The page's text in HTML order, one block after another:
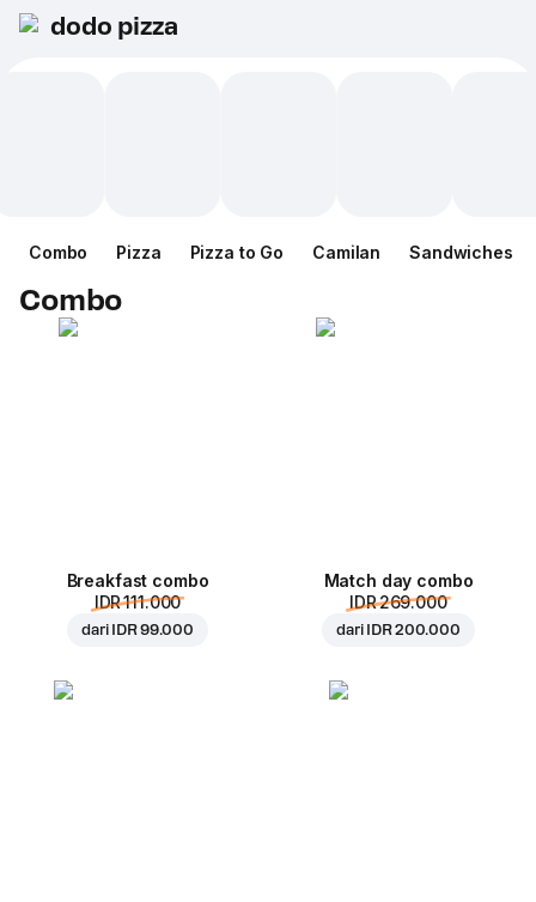
dodo pizza
Combo Pizza Pizza to Go Camilan Sandwiches
Combo
Breakfast combo
IDR 111.000
dari IDR 99.000
Match day combo
IDR 269.000
dari IDR 200.000